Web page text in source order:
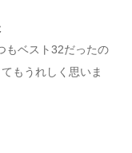
もベスト32だったの
もうれしく思いま